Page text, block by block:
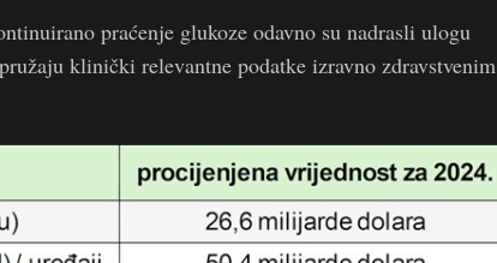
praćenje glukoze odavno su nadrasli ulogu
klinički relevantne podatke izravno zdravstvenim